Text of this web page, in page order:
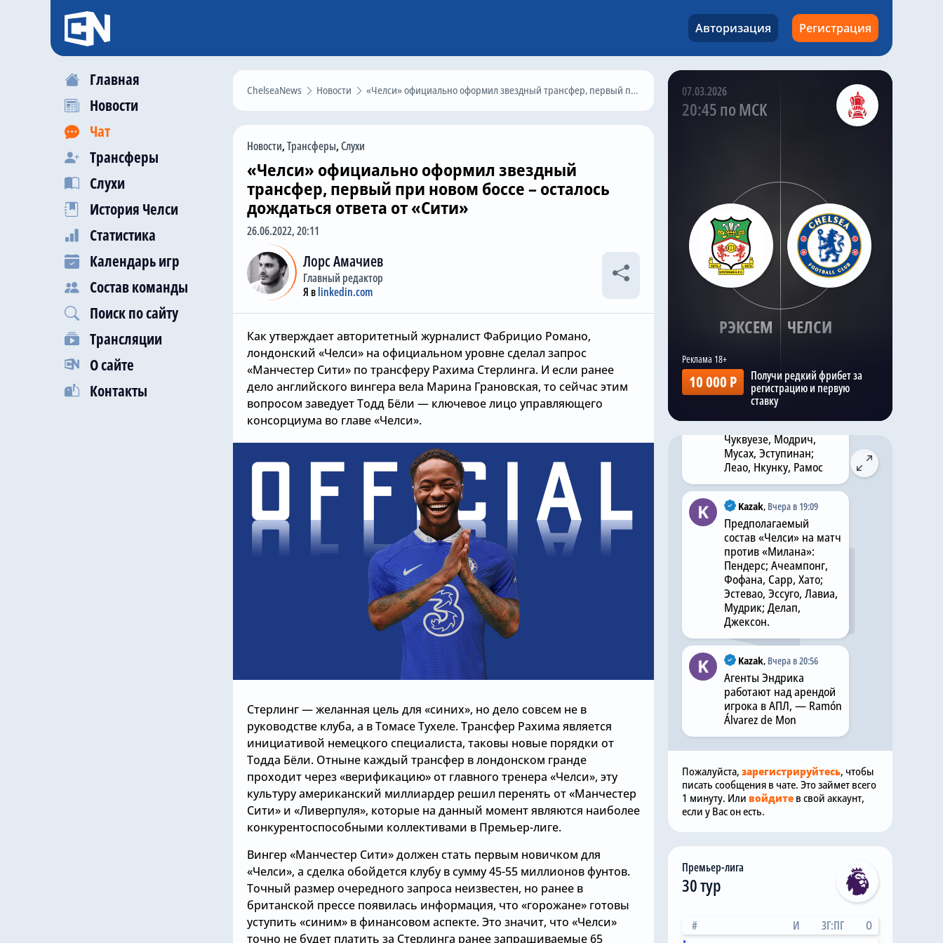
Авторизация Регистрация
Главная
Новости
Чат
Трансферы
Слухи
История Челси
Статистика
Календарь игр
Состав команды
Поиск по сайту
Трансляции
О сайте
Контакты
ChelseaNews Новости «Челси» официально оформил звездный трансфер, первый при новом боссе – осталось дождаться ответа от «Сити»
Новости,Трансферы,Слухи
«Челси» официально оформил звездный
трансфер, первый при новом боссе – осталось
дождаться ответа от «Сити»
26.06.2022, 20:11
Лорс Амачиев
Главный редактор
Я вlinkedin.com
Как утверждает авторитетный журналист Фабрицио Романо,
лондонский «Челси» на официальном уровне сделал запрос
«Манчестер Сити» по трансферу Рахима Стерлинга. И если ранее
дело английского вингера вела Марина Грановская, то сейчас этим
вопросом заведует Тодд Бёли — ключевое лицо управляющего
консорциума во главе «Челси».
Стерлинг — желанная цель для «синих», но дело совсем не в
руководстве клуба, а в Томасе Тухеле. Трансфер Рахима является
инициативой немецкого специалиста, таковы новые порядки от
Тодда Бёли. Отныне каждый трансфер в лондонском гранде
проходит через «верификацию» от главного тренера «Челси», эту
культуру американский миллиардер решил перенять от «Манчестер
Сити» и «Ливерпуля», которые на данный момент являются наиболее
конкурентоспособными коллективами в Премьер-лиге.
Вингер «Манчестер Сити» должен стать первым новичком для
«Челси», а сделка обойдется клубу в сумму 45-55 миллионов фунтов.
Точный размер очередного запроса неизвестен, но ранее в
британской прессе появилась информация, что «горожане» готовы
уступить «синим» в финансовом аспекте. Это значит, что «Челси»
точно не будет платить за Стерлинга ранее запрашиваемые 65
07.03.2026
20:45 по МСК
РЭКСЕМ ЧЕЛСИ
10 000 Р
Получи редкий фрибет за
регистрацию и первую
ставку
переговоры с «Кристал
Пэлас» о возможном
переходе
высококлассного
полузащитника Адама
Уортона, продолжая
поиски долгосрочного
усиления в центре
инсайдера «Челси»
Саймона Филлипса,
«синие» возобновили
переговоры с «Кристал
Пэлас», пытаясь
изучить возможность
подписания контракта
с игроком сборной
Англии до закрытия
трансферного окна.
Прогнозируемый
состав «Милана» на
матч с «Челси»:
Терраччано; Томори,
Габбия, Павлович;
Чуквуезе, Модрич,
Мусах, Эступинан;
Леао, Нкунку, Рамос
Kazak, Вчера в 19:09
Предполагаемый
состав «Челси» на матч
против «Милана»:
Пендерс; Ачеампонг,
Фофана, Сарр, Хато;
Эстевао, Эссуго, Лавиа,
Мудрик; Делап,
Джексон.
Kazak, Вчера в 20:56
Агенты Эндрика
работают над арендой
игрока в АПЛ, — Ramón
Álvarez de Mon
Пожалуйста, зарегистрируйтесь, чтобы
писать сообщения в чате. Это займет всего
1 минуту. Или войдите в свой аккаунт,
если у Вас он есть.
Премьер-лига
30 тур
# И ЗГ:ПГ
О